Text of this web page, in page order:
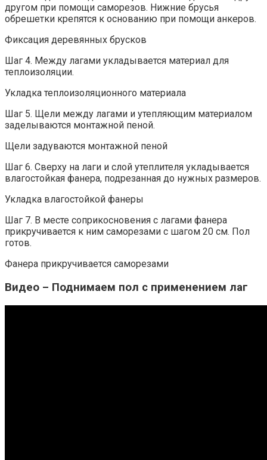
другом при помощи саморезов. Нижние брусья
обрешетки крепятся к основанию при помощи анкеров.
Фиксация деревянных брусков
Шаг 4. Между лагами укладывается материал для
теплоизоляции.
Укладка теплоизоляционного материала
Шаг 5. Щели между лагами и утепляющим материалом
заделываются монтажной пеной.
Щели задуваются монтажной пеной
Шаг 6. Сверху на лаги и слой утеплителя укладывается
влагостойкая фанера, подрезанная до нужных размеров.
Укладка влагостойкой фанеры
Шаг 7. В месте соприкосновения с лагами фанера
прикручивается к ним саморезами с шагом 20 см. Пол
готов.
Фанера прикручивается саморезами
Видео – Поднимаем пол с применением лаг